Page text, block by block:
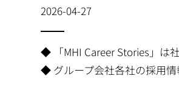
2026-04-27
◆ 「MHI Career Stories」は
◆ グループ会社各社の採用